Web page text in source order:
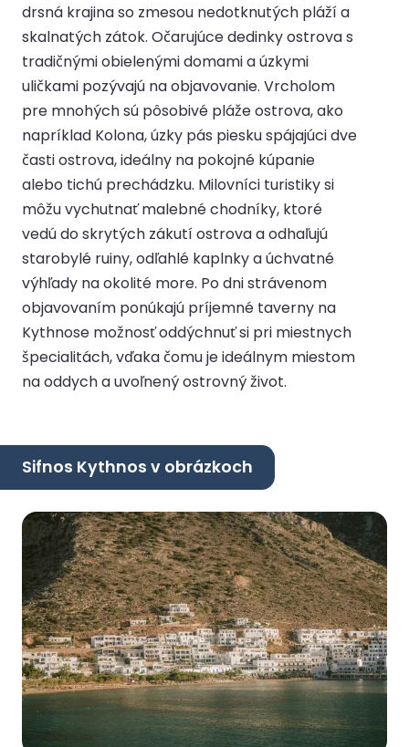
drsná krajina so zmesou nedotknutých pláží a
skalnatých zátok. Očarujúce dedinky ostrova s
tradičnými obielenými domami a úzkymi
uličkami pozývajú na objavovanie. Vrcholom
pre mnohých sú pôsobivé pláže ostrova, ako
napríklad Kolona, úzky pás piesku spájajúci dve
časti ostrova, ideálny na pokojné kúpanie
alebo tichú prechádzku. Milovníci turistiky si
môžu vychutnať malebné chodníky, ktoré
vedú do skrytých zákutí ostrova a odhaľujú
starobylé ruiny, odľahlé kaplnky a úchvatné
výhľady na okolité more. Po dni strávenom
objavovaním ponúkajú príjemné taverny na
Kythnose možnosť oddýchnuť si pri miestnych
špecialitách, vďaka čomu je ideálnym miestom
na oddych a uvoľnený ostrovný život.
Sifnos Kythnos v obrázkoch